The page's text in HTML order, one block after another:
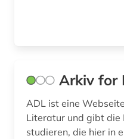
grundbesitz (1)
grundeigentum (1)
grönland (11)
Arkiv for
ADL ist eine
Literatur und gibt die
studieren, die hier in